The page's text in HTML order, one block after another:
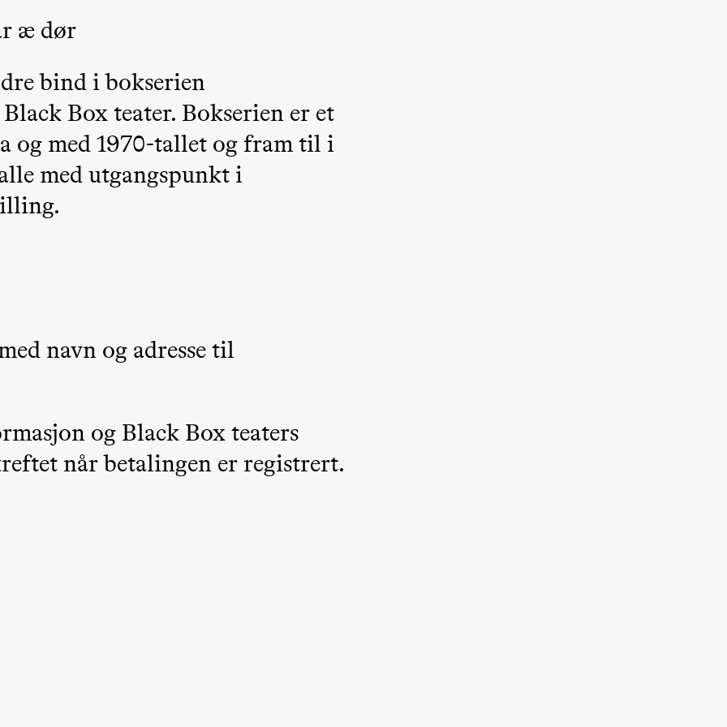
(Black Box teater)
Box teater)
æ dør
bind i bokserien
Box teater. Bokserien er et
og med 1970-tallet og fram til i
med utgangspunkt i
navn og adresse til
og Black Box teaters
når betalingen er registrert.